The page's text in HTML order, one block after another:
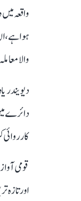
واقعہ
ہوا ہے،
والا
دیویندر
دائرے
قومی
اور